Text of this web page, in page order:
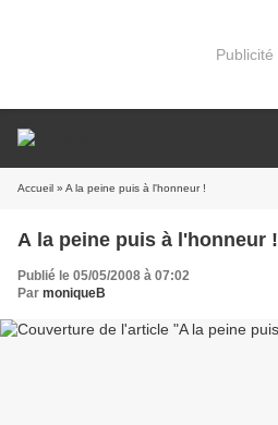
Publicité
Accueil » A la peine puis à l'honneur !
A la peine puis à l'honneur !
Publié le 05/05/2008 à 07:02
Par moniqueB